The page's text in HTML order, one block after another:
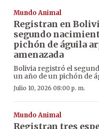
Mundo Animal
Registran en
segundo
pichón de águila
amenazada
Bolivia registró el
un año de un pichón de
Julio 10, 2026 08:00 p. m.
Mundo Animal
Registran tres